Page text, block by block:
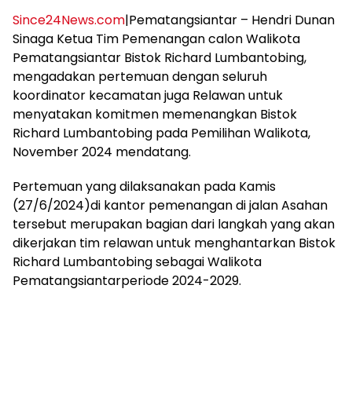
Since24News.com|Pematangsiantar – Hendri Dunan
Sinaga Ketua Tim Pemenangan calon Walikota
Pematangsiantar Bistok Richard Lumbantobing,
mengadakan pertemuan dengan seluruh
koordinator kecamatan juga Relawan untuk
menyatakan komitmen memenangkan Bistok
Richard Lumbantobing pada Pemilihan Walikota,
November 2024 mendatang.
Pertemuan yang dilaksanakan pada Kamis
(27/6/2024)di kantor pemenangan di jalan Asahan
tersebut merupakan bagian dari langkah yang akan
dikerjakan tim relawan untuk menghantarkan Bistok
Richard Lumbantobing sebagai Walikota
Pematangsiantarperiode 2024-2029.